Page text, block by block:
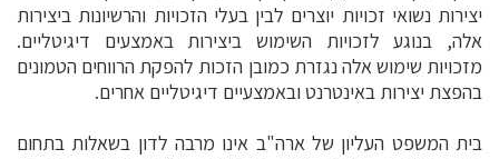
יצירות נשואי זכויות יוצרים לבין בעלי הזכויות והרשיונות ביצירות
אלה, בנוגע לזכויות השימוש ביצירות באמצעים דיגיטליים.
מזכויות שימוש אלה נגזרת כמובן הזכות להפקת הרווחים הטמונים
בהפצת יצירות באינטרנט ובאמצעיים דיגיטליים אחרים.
בית המשפט העליון של ארה"ב אינו מרבה לדון בשאלות בתחום